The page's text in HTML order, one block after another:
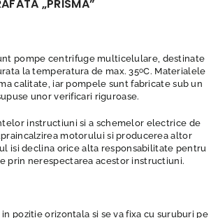
„PRISMA”
pompe centrifuge multicelulare, destinate
la temperatura de max. 35oC. Materialele
calitate, iar pompele sunt fabricate sub un
unor verificari riguroase.
instructiuni si a schemelor electrice de
motorului si producerea altor
isi declina orice alta responsabilitate pentru
prin nerespectarea acestor instructiuni.
in pozitie orizontala si se va fixa cu suruburi pe